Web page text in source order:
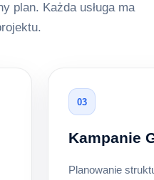
plan. Każda usługa ma
03
Kampanie
Planowanie